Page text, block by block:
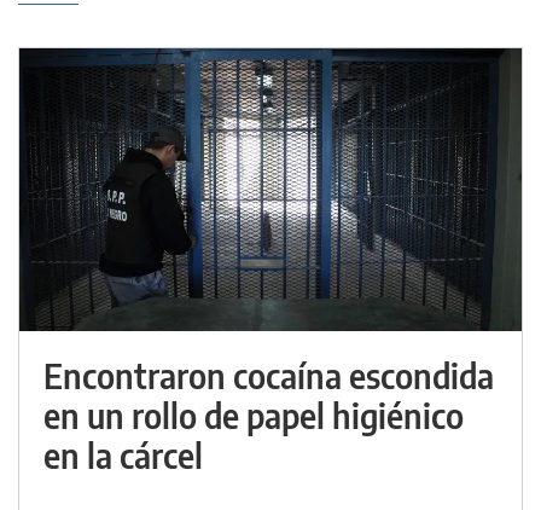
Encontraron cocaína escondida
en un rollo de papel higiénico
en la cárcel